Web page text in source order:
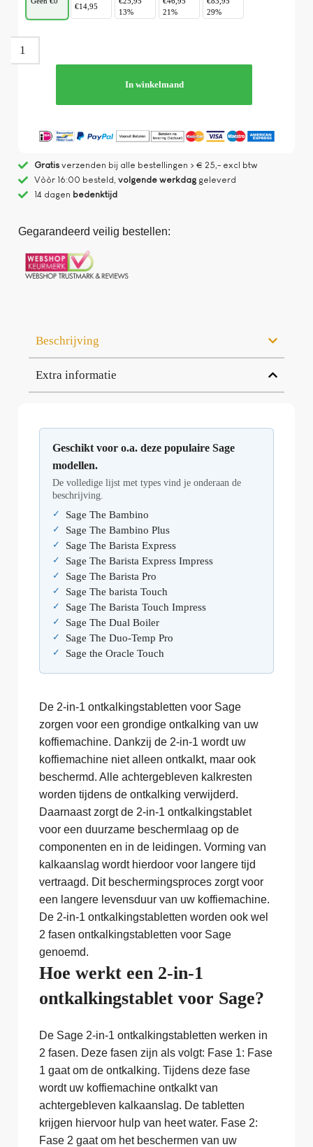
€14,95
13%
21%
29%
In winkelmand
Gratisverzenden bij alle bestellingen > € 25,- excl btw
Vòòr 16:00 besteld, volgende werkdaggeleverd
14 dagen bedenktijd
Gegarandeerd veilig bestellen:
Beschrijving
Extra informatie
Geschikt voor o.a. deze populaire Sage
modellen.
De volledige lijst met types vind je onderaan de
beschrijving.
Sage The Bambino
Sage The Bambino Plus
Sage The Barista Express
Sage The Barista Express Impress
Sage The Barista Pro
Sage The barista Touch
Sage The Barista Touch Impress
Sage The Dual Boiler
Sage The Duo-Temp Pro
Sage the Oracle Touch
De 2-in-1 ontkalkingstabletten voor Sage
zorgen voor een grondige ontkalking van uw
koffiemachine. Dankzij de 2-in-1 wordt uw
koffiemachine niet alleen ontkalkt, maar ook
beschermd. Alle achtergebleven kalkresten
worden tijdens de ontkalking verwijderd.
Daarnaast zorgt de 2-in-1 ontkalkingstablet
voor een duurzame beschermlaag op de
componenten en in de leidingen. Vorming van
kalkaanslag wordt hierdoor voor langere tijd
vertraagd. Dit beschermingsproces zorgt voor
een langere levensduur van uw koffiemachine.
De 2-in-1 ontkalkingstabletten worden ook wel
2 fasen ontkalkingstabletten voor Sage
genoemd.
Hoe werkt een 2-in-1
ontkalkingstablet voor Sage?
De Sage 2-in-1 ontkalkingstabletten werken in
2 fasen. Deze fasen zijn als volgt: Fase 1: Fase
1 gaat om de ontkalking. Tijdens deze fase
wordt uw koffiemachine ontkalkt van
achtergebleven kalkaanslag. De tabletten
krijgen hiervoor hulp van heet water. Fase 2:
Fase 2 gaat om het beschermen van uw